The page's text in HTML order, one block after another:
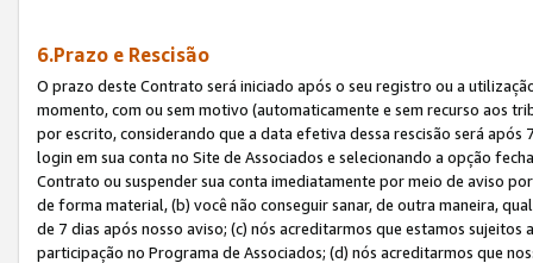
6.Prazo e Rescisão
O prazo deste Contrato será iniciado após o seu registro ou a
momento, com ou sem motivo (automaticamente e sem recurso aos
por escrito, considerando que a data efetiva dessa rescisão será
login em sua conta no Site de Associados e selecionando a opção
Contrato ou suspender sua conta imediatamente por meio de aviso
de forma material, (b) você não conseguir sanar, de outra maneira,
de 7 dias após nosso aviso; (c) nós acreditarmos que estamos
participação no Programa de Associados; (d) nós acreditarmos que